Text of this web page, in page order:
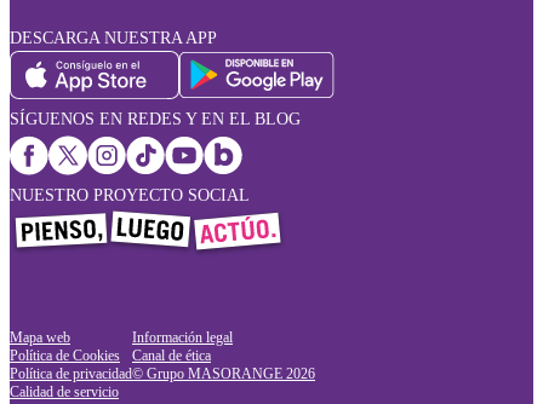
DESCARGA NUESTRA APP
SÍGUENOS EN REDES Y EN EL BLOG
NUESTRO PROYECTO SOCIAL
Mapa web
Política de Cookies
Política de privacidad
Calidad de servicio
Información legal
Canal de ética
© Grupo MASORANGE 2026